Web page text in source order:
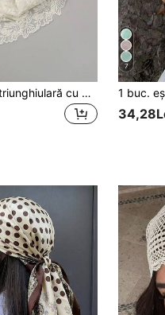
1 buc. Eșarfă triunghiulară cu dantelă florală pentru rochie
7